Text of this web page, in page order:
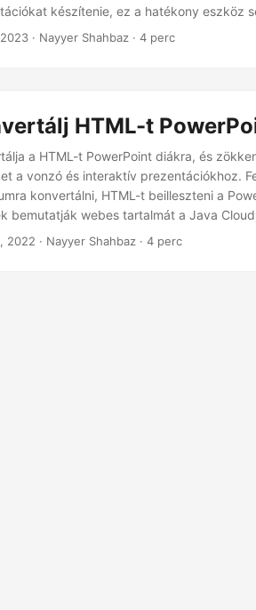
készítenie, ez a hatékony eszköz
· Nayyer Shahbaz · 4 perc
HTML-t
a HTML-t PowerPoint diákra, és
a vonzó és interaktív prezentációkhoz.
konvertálni, HTML-t beilleszteni a
bemutatják webes tartalmát a Java
2022 · Nayyer Shahbaz · 4 perc